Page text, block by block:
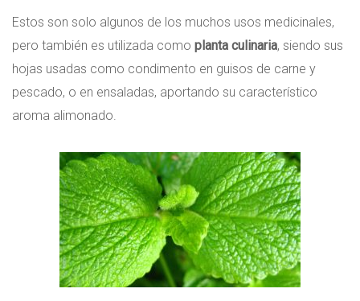
Estos son solo algunos de los muchos usos medicinales,
pero también es utilizada como planta culinaria, siendo sus
hojas usadas como condimento en guisos de carne y
pescado, o en ensaladas, aportando su característico
aroma alimonado.